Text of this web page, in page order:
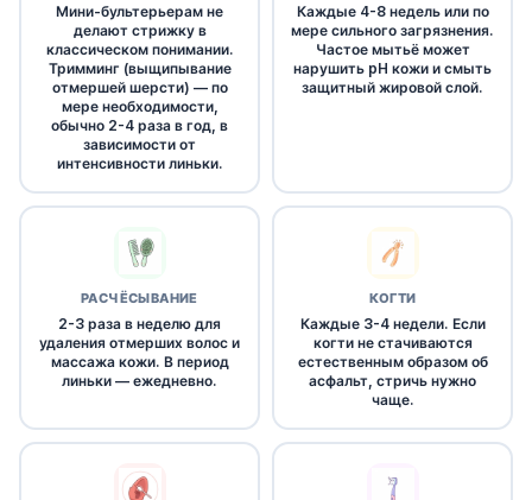
Мини-бультерьерам не
делают стрижку в
классическом понимании.
Тримминг (выщипывание
отмершей шерсти) — по
мере необходимости,
обычно 2-4 раза в год, в
зависимости от
интенсивности линьки.
Каждые 4-8 недель или по
мере сильного загрязнения.
Частое мытьё может
нарушить pH кожи и смыть
защитный жировой слой.
РАСЧЁСЫВАНИЕ
2-3 раза в неделю для
удаления отмерших волос и
массажа кожи. В период
линьки — ежедневно.
КОГТИ
Каждые 3-4 недели. Если
когти не стачиваются
естественным образом об
асфальт, стричь нужно
чаще.